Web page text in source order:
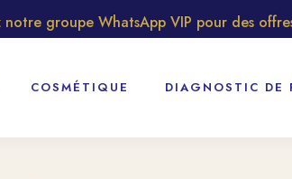
groupe WhatsApp VIP pour des offres
COSMÉTIQUE DIAGNOSTIC DE